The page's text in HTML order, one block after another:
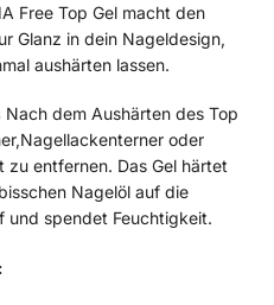
Free Top Gel macht den
Glanz in dein Nageldesign,
aushärten lassen.
Nach dem Aushärten des Top
oder
entfernen. Das Gel härtet
Nagelöl auf die
und spendet Feuchtigkeit.